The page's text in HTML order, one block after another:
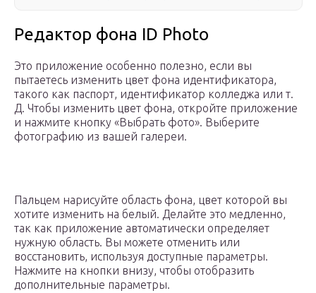
Редактор фона ID Photo
Это приложение особенно полезно, если вы
пытаетесь изменить цвет фона идентификатора,
такого как паспорт, идентификатор колледжа или т.
Д. Чтобы изменить цвет фона, откройте приложение
и нажмите кнопку «Выбрать фото». Выберите
фотографию из вашей галереи.
Пальцем нарисуйте область фона, цвет которой вы
хотите изменить на белый. Делайте это медленно,
так как приложение автоматически определяет
нужную область. Вы можете отменить или
восстановить, используя доступные параметры.
Нажмите на кнопки внизу, чтобы отобразить
дополнительные параметры.